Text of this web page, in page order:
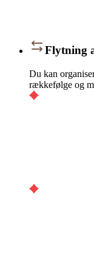
Flytning
Du kan
rækkefølge og